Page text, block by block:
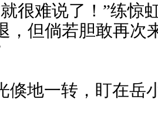
很难说了！”练惊
，但倘若胆敢再次
地一转，盯在岳